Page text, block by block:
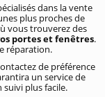
dans la vente
plus proches de
vous trouverez des
portes et fenêtres.
réparation.
de préférence
un service de
plus facile.